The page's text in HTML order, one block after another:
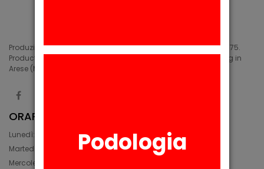
Produzione di siliconi medicali e industriali in Arese (MI) dal 1975.
Production of medical and industrial silicones. Manufacturing in
Arese (MI) since 1975.
ORARIO
Lunedì: 08:30 - 12:30, 14:00 - 17:45
Martedì: 08:30 - 12:30, 14:00 - 17:00
Mercoledì: 08:30 - 12:30, 14:00 - 17:00
Podologia